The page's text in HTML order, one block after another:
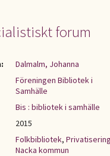
forum
Dalmalm, Johanna
Föreningen Bibliotek i
Samhälle
Bis : bibliotek i samhälle
2015
Folkbibliotek,
Nacka kommun